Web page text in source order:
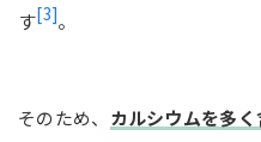
す[3]。
そのため、 カルシウムを多